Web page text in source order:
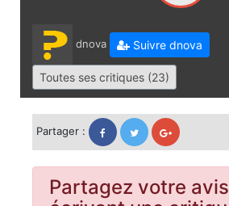
dnova Suivre dnova
Toutes ses critiques (23)
Partager :
Partagez votre